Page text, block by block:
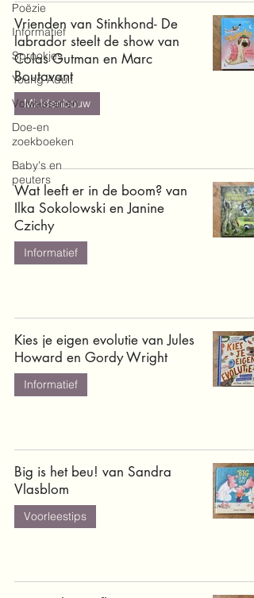
Poëzie
Informatief
Sprookjes
Young Adult
Volwassenen
Doe-en
zoekboeken
Baby's en
peuters
Vrienden van Stinkhond- De
labrador steelt de show van
Colas Gutman en Marc
Boutavant
Middenbouw
Wat leeft er in de boom? van
Ilka Sokolowski en Janine
Czichy
Informatief
Kies je eigen evolutie van Jules
Howard en Gordy Wright
Informatief
Big is het beu! van Sandra
Vlasblom
Voorleestips